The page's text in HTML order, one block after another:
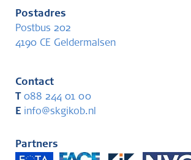
Postadres
Postbus 202
4190 CE Geldermalsen
Contact
088 244 01 00
E info@skgikob.nl
Partners